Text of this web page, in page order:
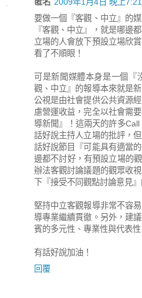
要做一個『客觀、中立』的
『客觀、中立』，就是哪邊
立場的人會放下預設立場欣
看了不順眼！
可是新聞媒體本身是一個『
觀、中立』的報導本來就是
公視是由社會提供公共資源
慮營運收益，完全以社會需
導新聞』！這兩天的許多
話好說主持人立場的批評，
話好說節目『可能具有適當
邊都不討好，有預設立場的
辦法客觀討論議題的觀眾收
下『接受不同觀點討論意見
堅持中立客觀報導非常不容
導專業繼續貫徹。另外，建
賓的多元性、專業性與代表性
有話好說加油！
回覆